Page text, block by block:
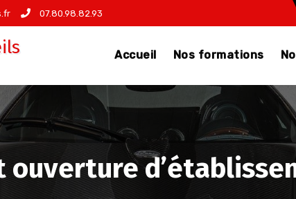
07.80.98.82.93
Accueil Nos formations
ouverture